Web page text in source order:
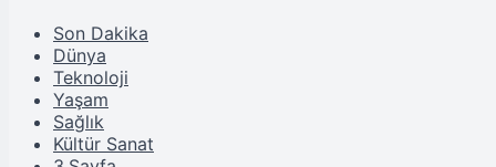
Son Dakika
Dünya
Teknoloji
Yaşam
Sağlık
Kültür Sanat